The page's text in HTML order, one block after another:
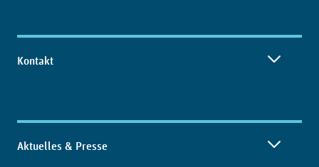
Kontakt
Aktuelles & Presse